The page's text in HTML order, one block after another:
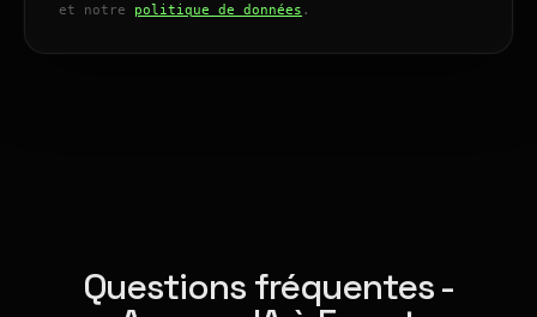
et notre politique de données .
Questions fréquentes -